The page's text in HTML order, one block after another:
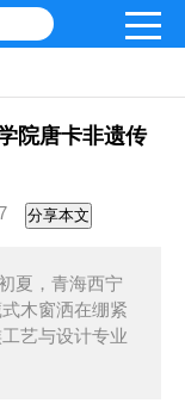
院唐卡非遗传
分享本文
夏，青海西宁
木窗洒在绷紧
艺与设计专业